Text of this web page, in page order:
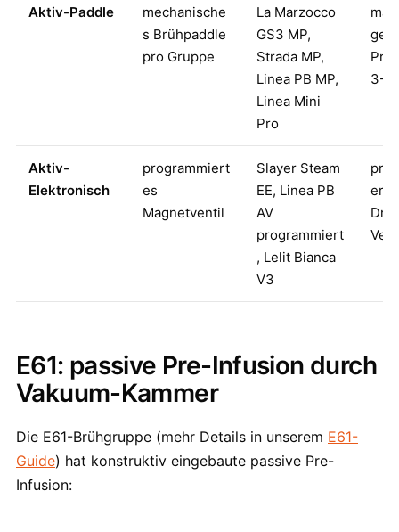
Aktiv-Paddle
mechanische
s Brühpaddle
pro Gruppe
La Marzocco
GS3 MP,
Strada MP,
Linea PB MP,
Linea Mini
Pro
3-4
Aktiv-
Elektronisch
programmiert
es
Magnetventil
Slayer Steam
EE, Linea PB
AV
programmiert
, Lelit Bianca
V3
er
E61: passive Pre-Infusion durch
Vakuum-Kammer
Die E61-Brühgruppe (mehr Details in unserem E61-
Guide) hat konstruktiv eingebaute passive Pre-
Infusion: